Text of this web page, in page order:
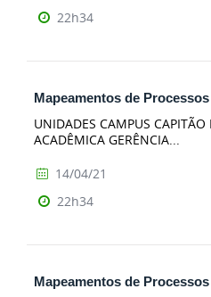
22h34
Mapeamentos de
UNIDADES CAMPUS
ACADÊMICA GERÊNCIA...
14/04/21
22h34
Mapeamentos de